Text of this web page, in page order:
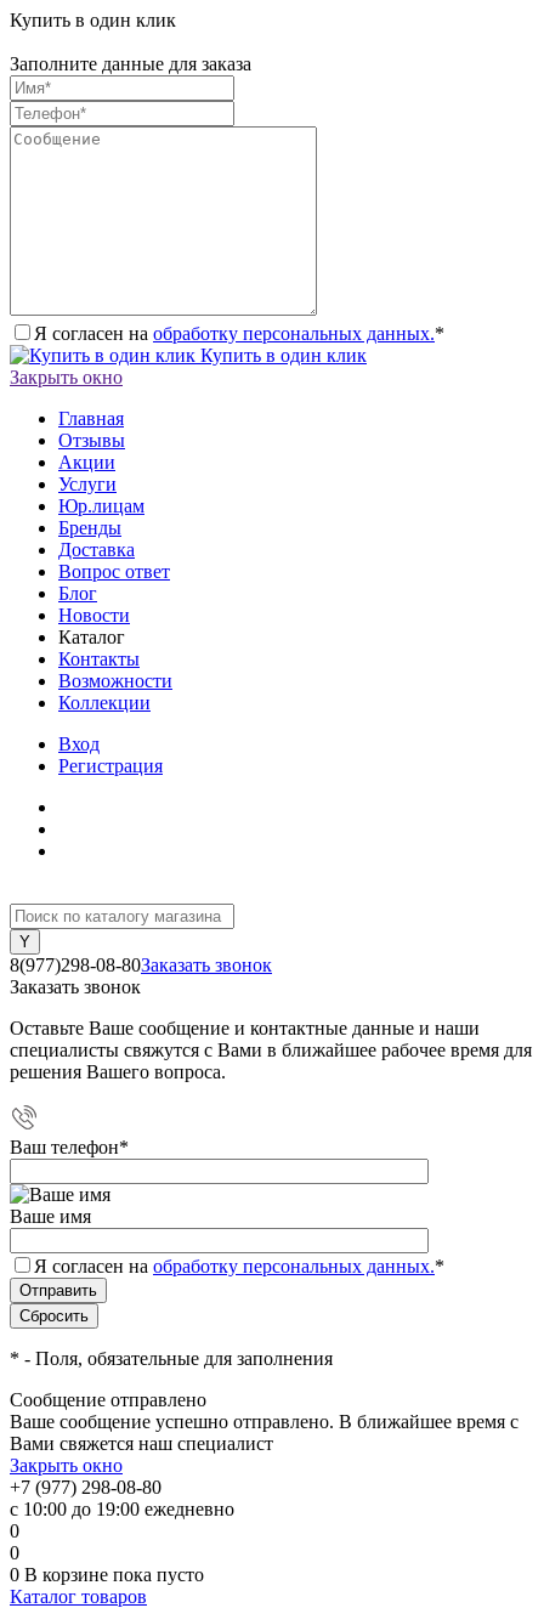
Купить в один клик
Заполните данные для заказа
Я согласен на обработку персональных данных.*
Купить в один клик
Закрыть окно
Главная
Отзывы
Акции
Услуги
Юр.лицам
Бренды
Доставка
Вопрос ответ
Блог
Новости
Каталог
Контакты
Возможности
Коллекции
Вход
Регистрация
8(977)298-08-80Заказать звонок
Заказать звонок
Оставьте Ваше сообщение и контактные данные и наши
специалисты свяжутся с Вами в ближайшее рабочее время для
решения Вашего вопроса.
Ваш телефон*
Ваше имя
Я согласен на обработку персональных данных.*
* - Поля, обязательные для заполнения
Сообщение отправлено
Ваше сообщение успешно отправлено. В ближайшее время с
Вами свяжется наш специалист
Закрыть окно
+7 (977) 298-08-80
с 10:00 до 19:00 ежедневно
0
0
0 В корзине пока пусто
Каталог товаров